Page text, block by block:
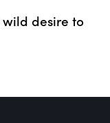
wild desire to